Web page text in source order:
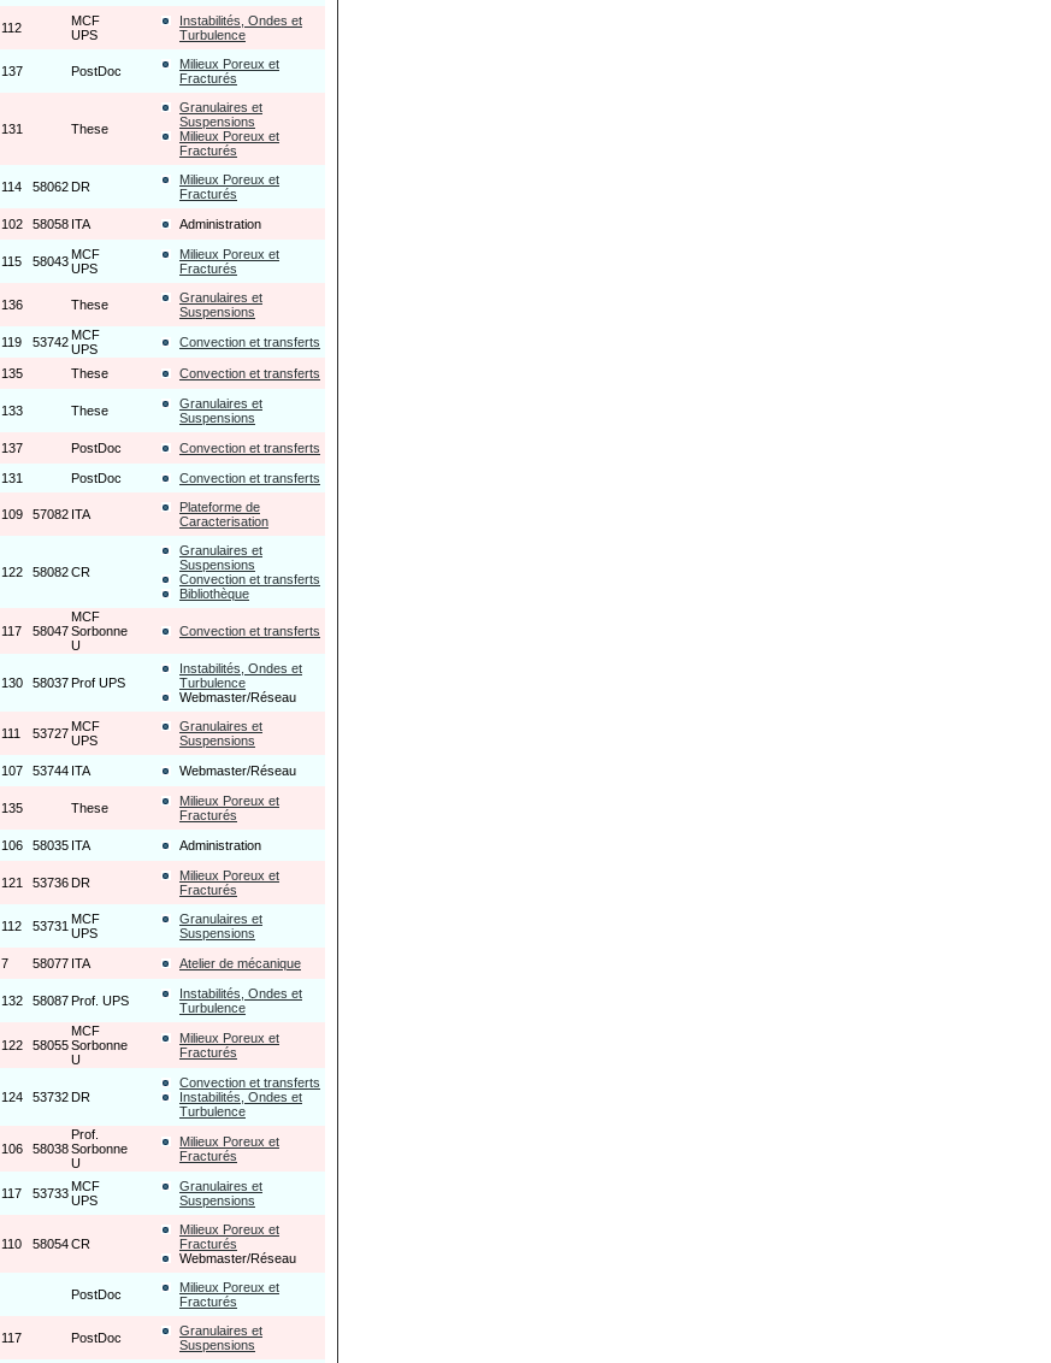
112
MCF
UPS
Instabilités, Ondes et
Turbulence
137 PostDoc
Milieux Poreux et
Fracturés
131 These
Granulaires et
Suspensions
Milieux Poreux et
Fracturés
114 58062DR
Milieux Poreux et
Fracturés
102 58058 ITA Administration
115 58043MCF
UPS
Milieux Poreux et
Fracturés
136 These
Granulaires et
Suspensions
119 53742MCF
UPS
Convection et transferts
135 These Convection et transferts
133 These
Granulaires et
Suspensions
137 PostDoc Convection et transferts
131 PostDoc Convection et transferts
109 57082 ITA
Plateforme de
Caracterisation
122 58082CR
Granulaires et
Suspensions
Convection et transferts
Bibliothèque
117 58047
MCF
Sorbonne
U
Convection et transferts
130 58037Prof UPS
Instabilités, Ondes et
Turbulence
Webmaster/Réseau
111 53727MCF
UPS
Granulaires et
Suspensions
107 53744 ITA Webmaster/Réseau
135 These
Milieux Poreux et
Fracturés
106 58035 ITA Administration
121 53736DR
Milieux Poreux et
Fracturés
112 53731 MCF
UPS
Granulaires et
Suspensions
7 58077 ITA Atelier de mécanique
132 58087Prof. UPS
Instabilités, Ondes et
Turbulence
122 58055
MCF
Sorbonne
U
Milieux Poreux et
Fracturés
124 53732DR
Convection et transferts
Instabilités, Ondes et
Turbulence
106 58038
Prof.
Sorbonne
U
Milieux Poreux et
Fracturés
117 53733MCF
UPS
Granulaires et
Suspensions
110 58054CR
Milieux Poreux et
Fracturés
Webmaster/Réseau
PostDoc
Milieux Poreux et
Fracturés
117 PostDoc
Granulaires et
Suspensions